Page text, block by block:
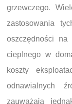
grzewczego.
zastosowania
oszczędności na
cieplnego w
koszty
odnawialnych
zauważają